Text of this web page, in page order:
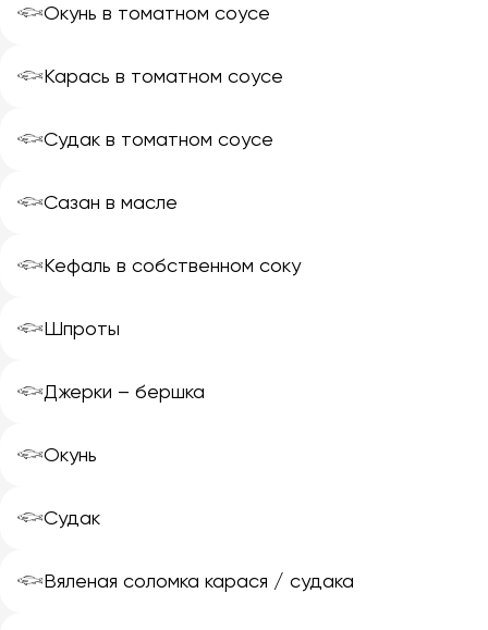
𓆟Окунь в томатном соусе
𓆟Карась в томатном соусе
𓆟Судак в томатном соусе
𓆟Сазан в масле
𓆟Кефаль в собственном соку
𓆟Шпроты
𓆟Джерки – бершка
𓆟Окунь
𓆟Судак
𓆟Вяленая соломка карася / судака